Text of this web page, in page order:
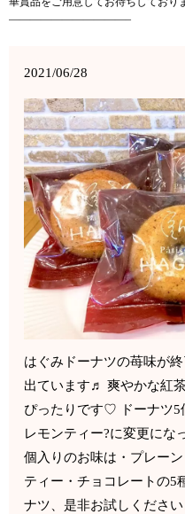
———————————–
2021/06/28
はぐみドーナツの苺味が
出ています♬ 爽やかな紅
ぴったりです♡ ドーナツ5
レモンティー?に変更にな
個入りのお味は・プレー
ティー・チョコレートの5
ナツ、是非お試しくだ